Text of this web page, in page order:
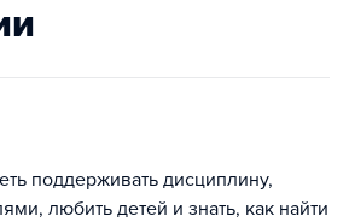
поддерживать дисциплину,
любить детей и знать, как найти